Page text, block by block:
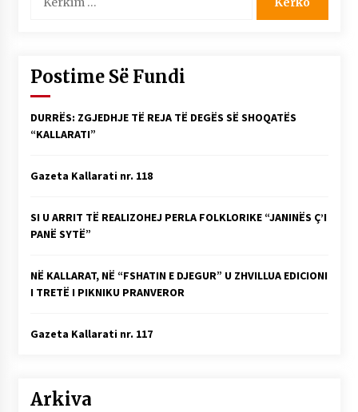
për:
Postime Së Fundi
DURRËS: ZGJEDHJE TË REJA TË DEGËS SË SHOQATËS
“KALLARATI”
Gazeta Kallarati nr. 118
SI U ARRIT TË REALIZOHEJ PERLA FOLKLORIKE “JANINËS Ç’I
PANË SYTË”
NË KALLARAT, NË “FSHATIN E DJEGUR” U ZHVILLUA EDICIONI
I TRETË I PIKNIKU PRANVEROR
Gazeta Kallarati nr. 117
Arkiva